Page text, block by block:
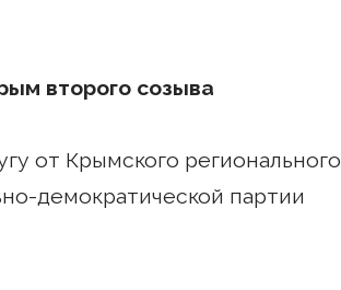
второго созыва
от Крымского регионального
демократической партии